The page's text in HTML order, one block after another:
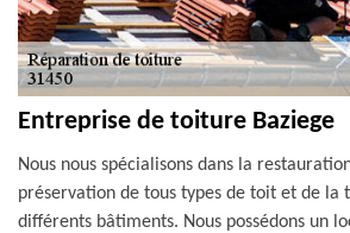
Entreprise de toiture Baziege
Nous nous spécialisons dans la
préservation de tous types de toit et de la
différents bâtiments. Nous possédons un